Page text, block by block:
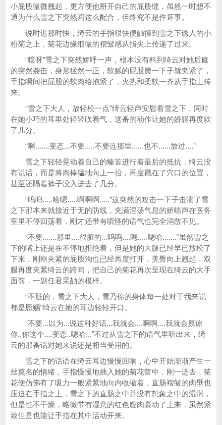
小屁股微微翘起，更方便他掰开自己的屁股缝，虽然一时想不
通为什么雪之下突然间这么配合，但终究不是件坏事。
说时迟那时快，绮云的手指很快便触摸到雪之下诱人的小
粉菊之上，菊花边缘细微的褶皱感从指尖上传递了过来。
“噫呀”雪之下突然娇呼一声，根本没有料到绮云对她后庭
的突然袭击，身形猛然一正，软腻的屁股瓣一下子就夹紧了，
手指瞬间把屁股的软肉给抱紧了，火热和柔软一齐从手指上传
来。
“雪之下大人，放轻松一点”绮云轻声安慰着雪之下，同时
在她小巧的耳垂处轻轻吹着气，这番的动作让她的娇躯再度软
了几分。
“啊.......变态...不要.....不要连那里......也不......放过....”
雪之下轻轻晃动着自己的螓首进行着最后的抵抗，绮云没
有说话，而是将肉棒猛地向上一抬，再度戳在了穴口的位置，
甚至还隔着裤子没入进去了几分。
“呜呜.....哈嗯.....啊啊啊.....”这突然的攻击一下子击溃了雪
之下那本来就接近于无的防线，充满淫荡气息的娇喘声在医务
室里不停回荡着，刚才还带有嗔怪的语气也完全消散不见。
“不要.......那里....很脏的...呜呜....嗯.....嗯哈.......”虽然雪之
下的嘴上还是在不停地拒绝着，但是她的大腿已经早已放松了
下来，刚刚夹紧的屁股沟也已经再度打开，美臀向上翘起，双
腿再度夹紧绮云的跨间，把自己的菊花再次呈现在绮云的大手
面前，一副任君采劼的模样。
“不脏的，雪之下大人，雪乃你的身体每一处对于我来说
都是恩赐”绮云在她的耳边轻轻开口。
“不要...以为...说这种好话...我就会....啊啊....我就会原谅
你..你这个....变态..嗯哈...”不过从雪之下的语气里听出来，绮
云的那番话对她来说还是相当受用的。
雪之下的话语在绮云耳边慢慢回响，心中开始渐渐产生一
丝莫名的情绪，手指慢慢地插入她的菊花蕾中，刚一进去，菊
花便仿佛有了吸力一般紧紧地向内收缩着，直肠褶皱的肉壁也
压迫在手指之上，雪之下的直肠之中并没有想象之中的湿润，
但是也不干燥，略微带有湿意的红色膣肉裹动了上来，虽然紧
致但是也能让手指在其中活动开来。